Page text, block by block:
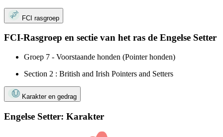
FCI rasgroep
FCI-Rasgroep en sectie van het ras de Engelse Setter
Groep 7 - Voorstaande honden (Pointer honden)
Section 2 : British and Irish Pointers and Setters
Karakter en gedrag
Engelse Setter: Karakter